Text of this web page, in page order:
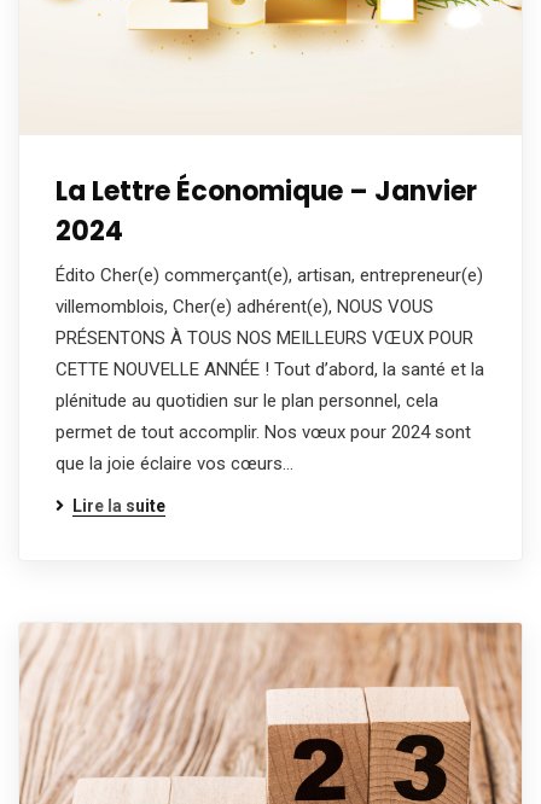
La Lettre Économique – Janvier
2024
Édito Cher(e) commerçant(e), artisan, entrepreneur(e)
villemomblois, Cher(e) adhérent(e), NOUS VOUS
PRÉSENTONS À TOUS NOS MEILLEURS VŒUX POUR
CETTE NOUVELLE ANNÉE ! Tout d’abord, la santé et la
plénitude au quotidien sur le plan personnel, cela
permet de tout accomplir. Nos vœux pour 2024 sont
que la joie éclaire vos cœurs…
Lire la suite